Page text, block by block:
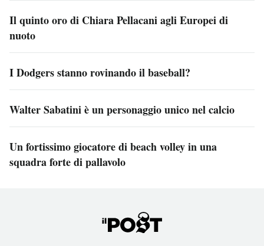
Il quinto oro di Chiara Pellacani agli Europei di
nuoto
I Dodgers stanno rovinando il baseball?
Walter Sabatini è un personaggio unico nel calcio
Un fortissimo giocatore di beach volley in una
squadra forte di pallavolo